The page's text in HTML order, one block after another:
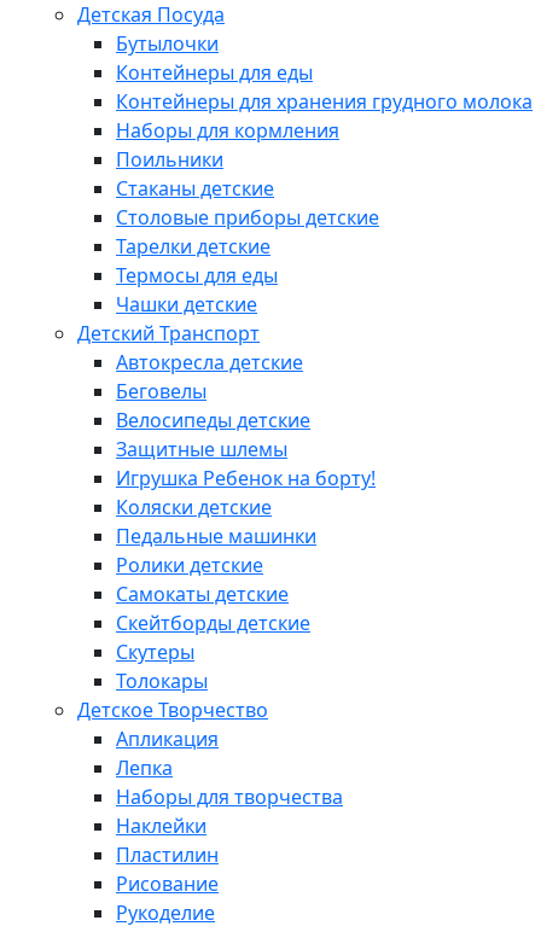
Детская Посуда
Бутылочки
Контейнеры для еды
Контейнеры для хранения грудного молока
Наборы для кормления
Поильники
Стаканы детские
Столовые приборы детские
Тарелки детские
Термосы для еды
Чашки детские
Детский Транспорт
Автокресла детские
Беговелы
Велосипеды детские
Защитные шлемы
Игрушка Ребенок на борту!
Коляски детские
Педальные машинки
Ролики детские
Самокаты детские
Скейтборды детские
Скутеры
Толокары
Детское Творчество
Апликация
Лепка
Наборы для творчества
Наклейки
Пластилин
Рисование
Рукоделие